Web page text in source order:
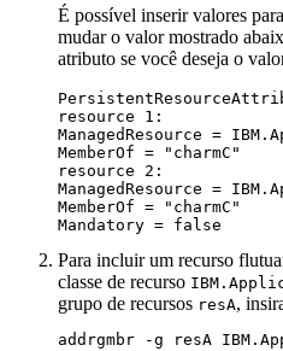
É possível inserir valores
mudar o valor mostrado
atributo se você deseja o
resource 1:
ManagedResource =
MemberOf = "charmC"
resource 2:
ManagedResource =
MemberOf = "charmC"
Mandatory = false
Para incluir um recurso
classe de recurso
grupo de recursos resA,
addrgmbr -g resA